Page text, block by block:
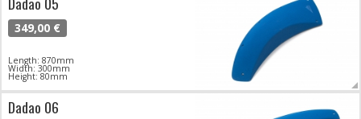
349,00 €
Length: 870mm
Width: 300mm
Height: 80mm
Dadao 06